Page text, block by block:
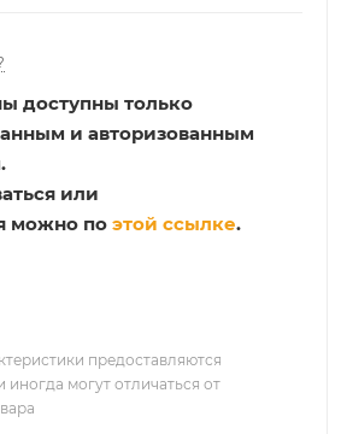
доступны только
и авторизованным
или
можно по этой ссылке.
предоставляются
могут отличаться от